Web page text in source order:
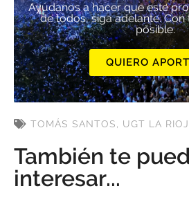
Ayúdanos a hacer que este
de todos, siga adelante.
posible.
QUIERO
TOMÁS SANTOS, UGT LA
También te
interesar...